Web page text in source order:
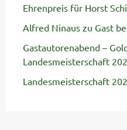
Ehrenpreis für Horst
Alfred Ninaus zu Gast
Gastautorenabend –
Landesmeisterschaft
Landesmeisterschaft